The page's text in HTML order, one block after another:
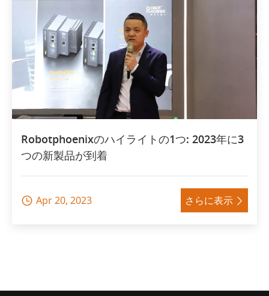
Robotphoenixのハイライトの1つ: 2023年に3
つの新製品が到着
 Apr 20, 2023 さらに表示 